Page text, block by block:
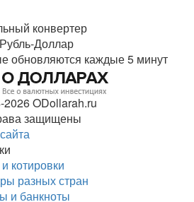
конвертер
Доллар
обновляются каждые 5 минут
ODollarah.ru
защищены
котировки
разных стран
и банкноты